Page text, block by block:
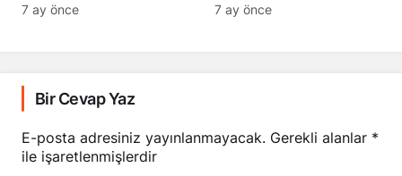
7 ay önce 7 ay önce
Bir Cevap Yaz
E-posta adresiniz yayınlanmayacak. Gerekli alanlar *
ile işaretlenmişlerdir